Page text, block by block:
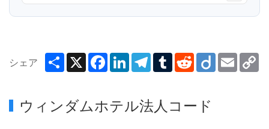
シェア ShareX Facebook
LinkedInTelegram
TumblrRedditDiigo Email
ウィンダムホテル法人コード